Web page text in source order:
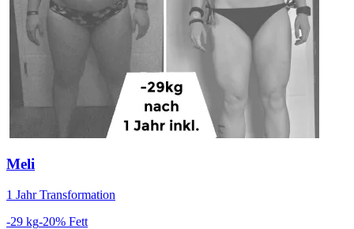
Meli
1 Jahr Transformation
-29 kg-20% Fett